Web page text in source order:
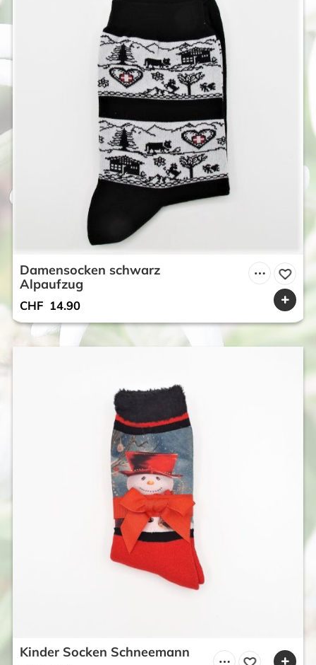
Damensocken schwarz
Alpaufzug
CHF 14.90
Kinder Socken Schneemann